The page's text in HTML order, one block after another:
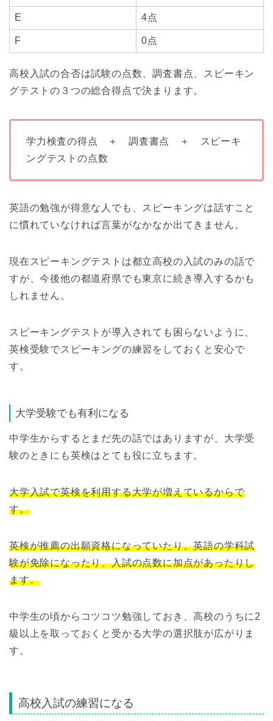
E 4点
F 0点
高校入試の合否は試験の点数、調査書点、スピーキン
グテストの３つの総合得点で決まります。
学力検査の得点 ＋ 調査書点 ＋ スピーキ
ングテストの点数
英語の勉強が得意な人でも、スピーキングは話すこと
に慣れていなければ言葉がなかなか出てきません。
現在スピーキングテストは都立高校の入試のみの話で
すが、今後他の都道府県でも東京に続き導入するかも
しれません。
スピーキングテストが導入されても困らないように、
英検受験でスピーキングの練習をしておくと安心で
す。
大学受験でも有利になる
中学生からするとまだ先の話ではありますが、大学受
験のときにも英検はとても役に立ちます。
大学入試で英検を利用する大学が増えているからで
す。
英検が推薦の出願資格になっていたり、英語の学科試
験が免除になったり、入試の点数に加点があったりし
ます。
中学生の頃からコツコツ勉強しておき、高校のうちに2
級以上を取っておくと受かる大学の選択肢が広がりま
す。
高校入試の練習になる